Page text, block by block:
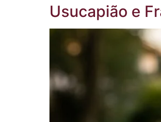
Usucapião e